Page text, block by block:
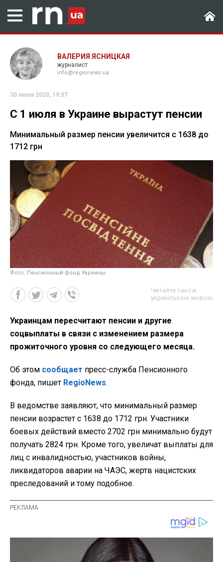
ВАЛЕРИЯ ЯСНИЦКАЯ
журналист
info@regionews.ua
30 июня 2020, 19:37
С 1 июля в Украине вырастут пенсии
Минимальный размер пенсии увеличится с 1638 до
1712 грн
Фото: Пенсионный фонд Украины
Читайте також
українською мовою
Украинцам пересчитают пенсии и другие
соцвыплаты в связи с изменением размера
прожиточного уровня со следующего месяца.
Об этом сообщает пресс-служба Пенсионного
фонда, пишет RegioNews.
В ведомстве заявляют, что минимальный размер
пенсии возрастет с 1638 до 1712 грн. Участники
боевых действий вместо 2702 грн минимально будут
получать 2824 грн. Кроме того, увеличат выплаты для
лиц с инвалидностью, участников войны,
ликвидаторов аварии на ЧАЭС, жертв нацистских
преследований и тому подобное.